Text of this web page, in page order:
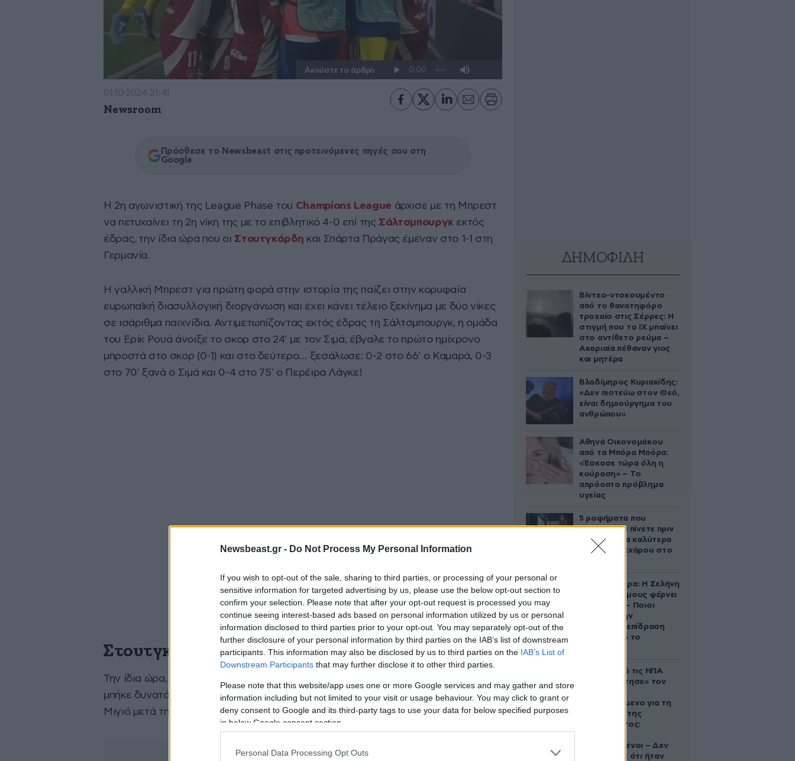
Newsbeast.gr - Do Not Process My Personal Information
If you wish to opt-out of the sale, sharing to third parties, or processing of your personal or
sensitive information for targeted advertising by us, please use the below opt-out section to
confirm your selection. Please note that after your opt-out request is processed you may
continue seeing interest-based ads based on personal information utilized by us or personal
information disclosed to third parties prior to your opt-out. You may separately opt-out of the
further disclosure of your personal information by third parties on the IAB’s list of downstream
participants. This information may also be disclosed by us to third parties on the IAB’s List of
Downstream Participants that may further disclose it to other third parties.
Please note that this website/app uses one or more Google services and may gather and store
information including but not limited to your visit or usage behaviour. You may click to grant or
deny consent to Google and its third-party tags to use your data for below specified purposes
in below Google consent section.
Personal Data Processing Opt Outs
Ακούστε το άρθρο
01·10·2024 21:41
Newsroom
Πρόσθεσε το Newsbeast στις προτεινόμενες πηγές σου στη
Google
Η 2η αγωνιστική της League Phase του Champions League άρχισε με τη Μπρεστ
να πετυχαίνει τη 2η νίκη της με το επιβλητικό 4-0 επί της Σάλτσμπουργκεκτός
έδρας, την ίδια ώρα που οι Στουτγκάρδη και Σπάρτα Πράγας έμεναν στο 1-1 στη
Γερμανία.
Η γαλλική Μπρεστ για πρώτη φορά στην ιστορία της παίζει στην κορυφαία
ευρωπαϊκή διασυλλογική διοργάνωση και έχει κάνει τέλειο ξεκίνημα με δύο νίκες
σε ισάριθμα παιχνίδια. Αντιμετωπίζοντας εκτός έδρας τη Σάλτσμπουργκ, η ομάδα
του Ερίκ Ρουά άνοιξε το σκορ στο 24′ με τον Σιμά, έβγαλε το πρώτο ημίχρονο
μπροστά στο σκορ (0-1) και στο δεύτερο… ξεσάλωσε: 0-2 στο 66′ ο Καμαρά, 0-3
στο 70′ ξανά ο Σιμά και 0-4 στο 75′ ο Περέιρα Λάγκε!
Στουτγκάρδη – Σπάρτα Πράγας 1-1
Την ίδια ώρα, στη Γερμανία, η Στουτγκάρδη υποδέχθηκε τη Σπάρτα Πράγας και
μπήκε δυνατά στο παιχνίδι ανοίγοντας το σκορ στο 7ο λεπτό με την κεφαλιά του
Μιγιό μετά τη σέντρα από αριστερά.
ΔΗΜΟΦΙΛΗ
Βίντεο-ντοκουμέντο
από το θανατηφόρο
τροχαίο στις Σέρρες: Η
στιγμή που το ΙΧ μπαίνει
στο αντίθετο ρεύμα –
Ακαριαία πέθαναν γιος
και μητέρα
Βλαδίμηρος Κυριακίδης:
«Δεν πιστεύω στον Θεό,
είναι δημιούργημα του
ανθρώπου»
Αθηνά Οικονομάκου
από τα Μπόρα Μπόρα:
«Έσκασε τώρα όλη η
κούραση» – Το
απρόοπτο πρόβλημα
υγείας
5 ροφήματα που
μπορείτε να πίνετε πριν
τον ύπνο για καλύτερα
επίπεδα σακχάρου στο
Ζώδια σήμερα: Η Σελήνη
στους Διδύμους φέρνει
ανατροπές – Ποιοι
δέχονται την
ευεργετική επίδραση
του Δία από το
Ζευγάρι από τις ΗΠΑ
που «υιοθέτησε» τον
κατηγορούμενο για τη
δολοφονία της
Ελίζαμπεθ Ρος:
συντετριμμένοι – Δεν
έδειξε ποτέ ότι ήταν